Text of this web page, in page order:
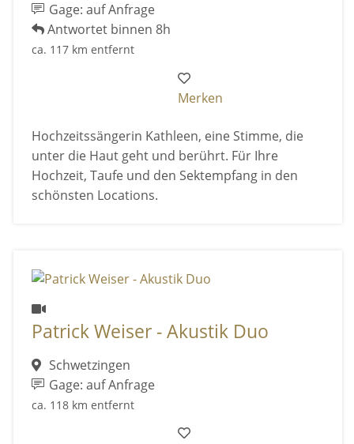
Gage: auf Anfrage
Antwortet binnen 8h
ca. 117 km entfernt
Merken
Hochzeitssängerin Kathleen, eine Stimme, die
unter die Haut geht und berührt. Für Ihre
Hochzeit, Taufe und den Sektempfang in den
schönsten Locations.
Patrick Weiser - Akustik Duo
Schwetzingen
Gage: auf Anfrage
ca. 118 km entfernt